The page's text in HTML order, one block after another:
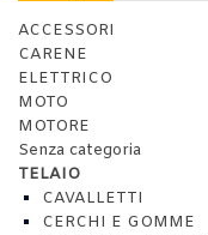
ACCESSORI
CARENE
ELETTRICO
MOTO
MOTORE
Senza categoria
TELAIO
CAVALLETTI
CERCHI E GOMME